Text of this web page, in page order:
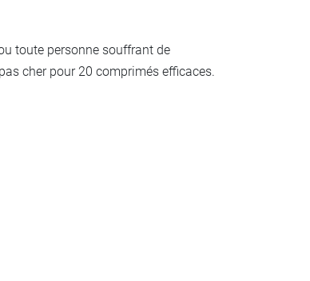
toute personne souffrant de
cher pour 20 comprimés efficaces.